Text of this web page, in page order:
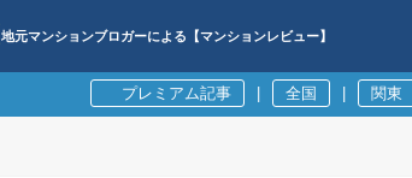
地元マンションブロガーによる【マンションレビュー】
プレミアム記事 全国 関東